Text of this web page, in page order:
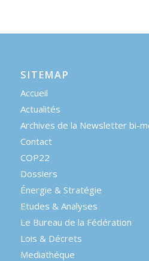
SITEMAP
Accueil
Actualités
Archives de la Newsletter bi-
Contact
COP22
Dossiers
Énergie & Stratégie
Etudes & Analyses
Le Bureau de la Fédération
Lois & Décrets
Mediathéque